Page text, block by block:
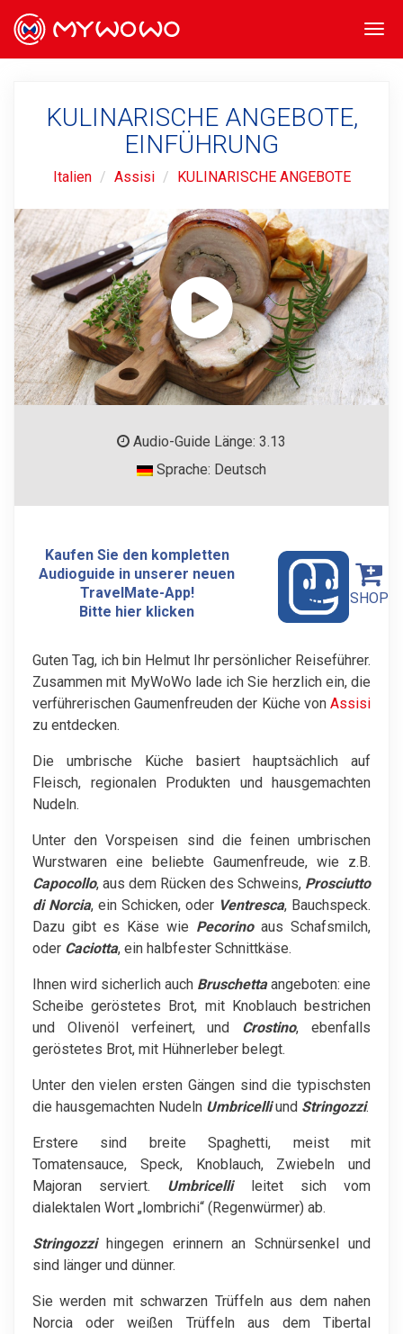
KULINARISCHE ANGEBOTE,
EINFÜHRUNG
Italien Assisi KULINARISCHE ANGEBOTE
Audio-Guide Länge: 3.13
Sprache: Deutsch
Kaufen Sie den kompletten
Audioguide in unserer neuen
TravelMate-App!
Bitte hier klicken
SHOP
Guten Tag, ich bin Helmut Ihr persönlicher Reiseführer.
Zusammen mit MyWoWo lade ich Sie herzlich ein, die
verführerischen Gaumenfreuden der Küche von Assisi
zu entdecken.
Die umbrische Küche basiert hauptsächlich auf
Fleisch, regionalen Produkten und hausgemachten
Nudeln.
Unter den Vorspeisen sind die feinen umbrischen
Wurstwaren eine beliebte Gaumenfreude, wie z.B.
Capocollo, aus dem Rücken des Schweins, Prosciutto
di Norcia, ein Schicken, oder Ventresca, Bauchspeck.
Dazu gibt es Käse wie Pecorinoaus Schafsmilch,
oder Caciotta, ein halbfester Schnittkäse.
Ihnen wird sicherlich auch Bruschettaangeboten: eine
Scheibe geröstetes Brot, mit Knoblauch bestrichen
und Olivenöl verfeinert, und Crostino, ebenfalls
geröstetes Brot, mit Hühnerleber belegt.
Unter den vielen ersten Gängen sind die typischsten
die hausgemachten Nudeln Umbricelliund Stringozzi.
Erstere sind breite Spaghetti, meist mit
Tomatensauce, Speck, Knoblauch, Zwiebeln und
Majoran serviert. Umbricellileitet sich vom
dialektalen Wort „lombrichi“ (Regenwürmer) ab.
Stringozzihingegen erinnern an Schnürsenkel und
sind länger und dünner.
Sie werden mit schwarzen Trüffeln aus dem nahen
Norcia oder weißen Trüffeln aus dem Tibertal